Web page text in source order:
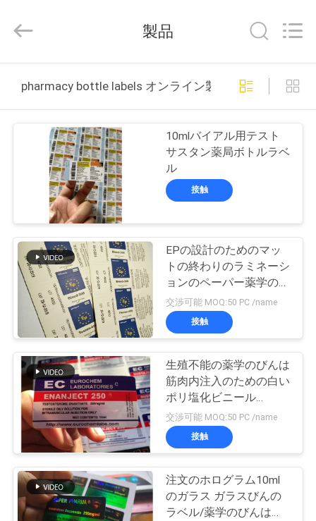
プ
ト
に
工
場
2017
Reserved.
製品
pharmacy bottle labels オンライン製造
10mlバイアル用テスト
サスタン薬局ボトルラベ
ル
接触
EPの設計のためのマッ
トの終わりのラミネーシ
ョンのペーパー薬学のび
んのラベル
交渉可能 MOQ:50 PC /name
接触
生殖不能の薬学のびんは
筋肉内注入のための白い
ポリ塩化ビニール
Materailを分類します
交渉可能 MOQ:50 PC /name
接触
注文のホログラム10ml
のガラス ガラスびんの
ラベル/薬学のびんは極